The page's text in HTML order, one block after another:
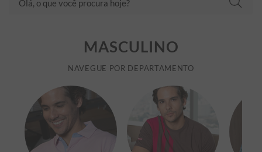
MASCULINO
NAVEGUE POR DEPARTAMENTO
1º
camisas polo
2º
camiseta listrada
boné
camiseta
5º
pima
6º
jaqueta